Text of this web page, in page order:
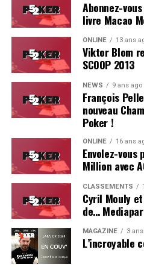
Avec le temps, la littérature
disparu. Fut une époque où
offraitsonpropre livre au
WSOP. Alors que les grandes
popularisées par ce medium —
Brunson en tête—, et que
rêvait d’avoir son nom en
ou d’un livre de stratégie
Bruel, les collections de
francophones), la mode est
quoi faire ?» répondait un
intervieweuse aux WSOP qui
où il sortirait
méthode.
témoin se fait par les tutos
surtwitchet, de plus en plus
éditorialisés pour l’occasion.
Si les écrits restent, la parole,
Abonnez-
livre Macao
ONLINE 13 ans
Viktor Blom
SCOOP 2013
NEWS 9 ans ago
François
nouveau
Poker !
ONLINE 16 ans
Envolez-vous
Million avec
CLASSEMENTS
Cyril Mouly
de…
MAGAZINE 3
L’incroyable